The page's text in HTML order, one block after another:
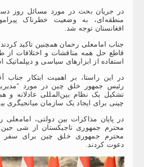
در جریان بحث در مورد مسائل روز
منطقه‌ای، به وضعیت خطرناک
افغانستان توجه شد.
جناب امامعلی رحمان همچنین تاکید
قاطع حل همه مناقشات و اختلافات از
استفاده از ابزارهای سیاسی و
در این راستا، بر اهمیت ابتکار
رئیس جمهور خلق چین در مورد
تشکیل یک نظام بین‌المللی عادلانه و
چینی برای ایجاد یک سازمان میانجیگری
در پایان مذاکرات بین دولتی،
محترم جمهوری تاجیکستان از شی جین
محترم جمهوری خلق چین برای سفر
دعوت کردند.